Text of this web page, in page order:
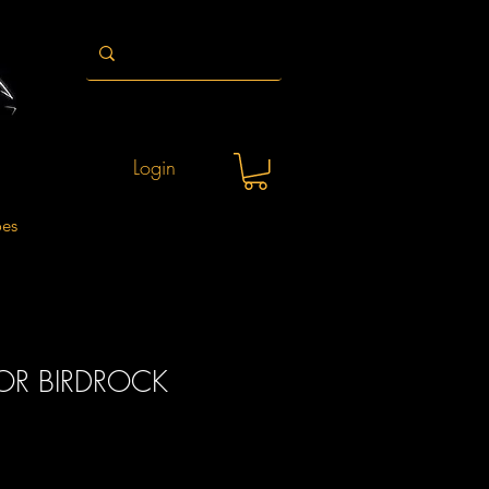
Login
BIRDROCK